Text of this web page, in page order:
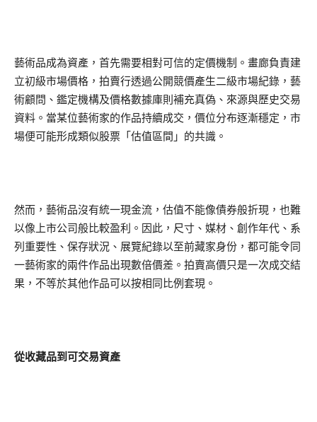
藝術品成為資產，首先需要相對可信的定價機制。畫廊負責建
立初級市場價格，拍賣行透過公開競價產生二級市場紀錄，藝
術顧問、鑑定機構及價格數據庫則補充真偽、來源與歷史交易
資料。當某位藝術家的作品持續成交，價位分布逐漸穩定，市
場便可能形成類似股票「估值區間」的共識。
然而，藝術品沒有統一現金流，估值不能像債券般折現，也難
以像上市公司般比較盈利。因此，尺寸、媒材、創作年代、系
列重要性、保存狀況、展覽紀錄以至前藏家身份，都可能令同
一藝術家的兩件作品出現數倍價差。拍賣高價只是一次成交結
果，不等於其他作品可以按相同比例套現。
從收藏品到可交易資產